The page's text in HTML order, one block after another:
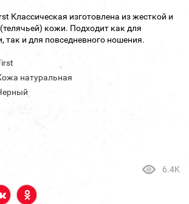
Классическая изготовлена из жесткой и
кожи. Подходит как для
так и для повседневного ношения.
натуральная
6.4K